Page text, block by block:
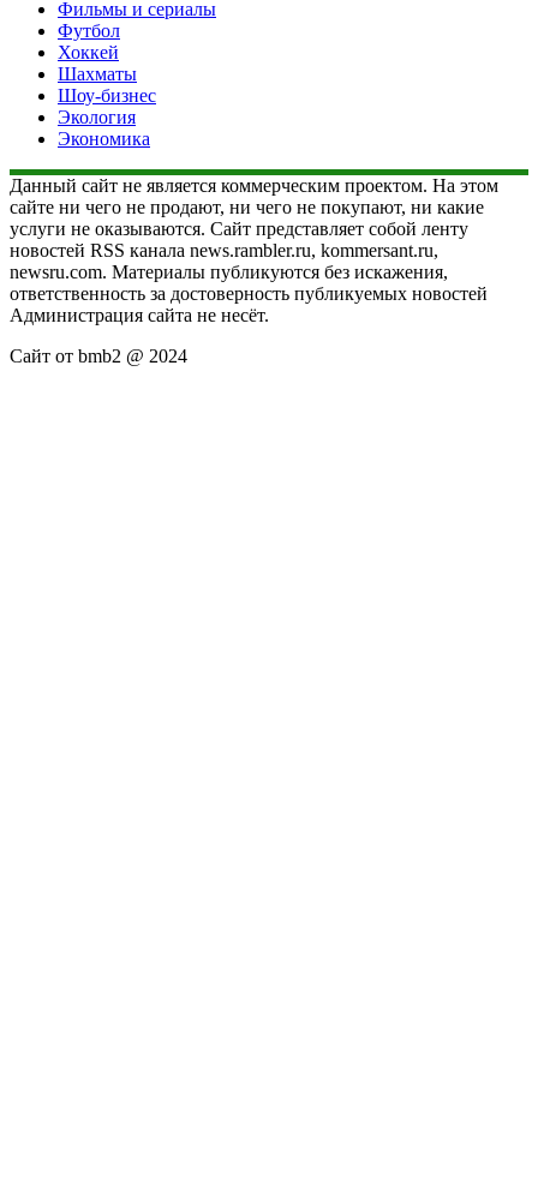
Фильмы и сериалы
Футбол
Хоккей
Шахматы
Шоу-бизнес
Экология
Экономика
Данный сайт не является коммерческим проектом. На этом
сайте ни чего не продают, ни чего не покупают, ни какие
услуги не оказываются. Сайт представляет собой ленту
новостей RSS канала news.rambler.ru, kommersant.ru,
newsru.com. Материалы публикуются без искажения,
ответственность за достоверность публикуемых новостей
Администрация сайта не несёт.
Сайт от bmb2 @ 2024